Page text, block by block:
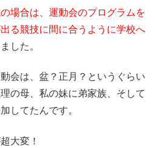
場合は、運動会のプログラムを
る競技に間に合うように学校へ
した。
会は、盆？正月？というぐらい
の母、私の妹に弟家族、そして
してたんです。
大変！